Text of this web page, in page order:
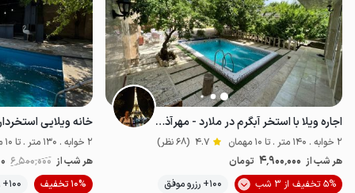
اجاره ویلا با استخر آبگرم در ملارد - مهرآذرین
2 خوابه . 140 متر . تا 10 مهمان 4.7 (68 نظر)
هر شب از 4٬900٬000 تومان
5% تخفیف از 3 شب
100+ رزرو موفق پت‌نواز
خانه ویلایی
2 خوابه . 130 متر . تا 10 مهمان
هر شب از 6٬500٬000
10% تخفیف
100+ رزرو موفق